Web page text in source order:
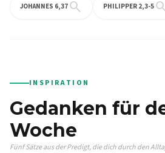
JOHANNES 6,37 search PHILIPPER 2,3-5
INSPIRATION
Gedanken für
Woche
Fünf Sätze aus der Predigt, die dich durch den